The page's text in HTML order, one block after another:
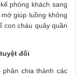
phòng khách sang
giúp luồng không
con cháu quây quần
đối
chia thành các